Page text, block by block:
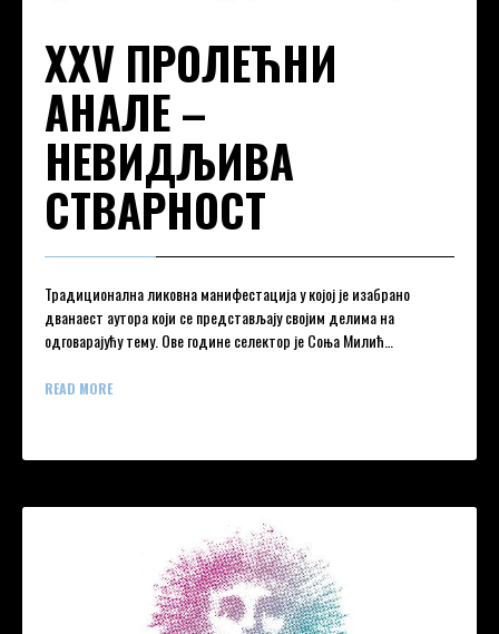
XXV ПРОЛЕЋНИ
АНАЛЕ –
НЕВИДЉИВА
СТВАРНОСТ
Традиционална ликовна манифестација у којој је изабрано
дванаест аутора који се представљају својим делима на
одговарајућу тему. Ове године селектор је Соња Милић…
READ MORE